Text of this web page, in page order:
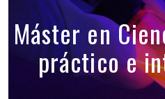
Máster en
práctico e